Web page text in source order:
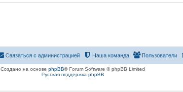
Пользователи
Наша команда
Связаться с администрацией
Создано на основе phpBB® Forum Software © phpBB Limited
Русская поддержка phpBB